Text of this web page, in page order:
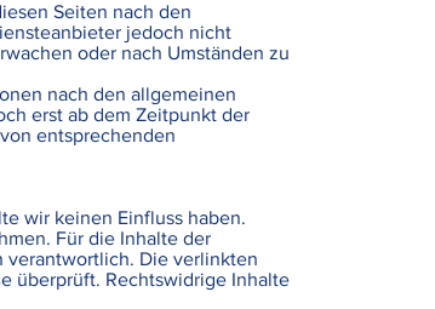
Seiten nach den
jedoch nicht
oder nach Umständen zu
nach den allgemeinen
erst ab dem Zeitpunkt der
entsprechenden
wir keinen Einfluss haben.
Für die Inhalte der
verantwortlich. Die verlinkten
überprüft. Rechtswidrige Inhalte